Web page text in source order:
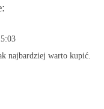
najbardziej warto kupić.